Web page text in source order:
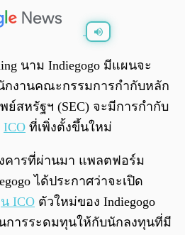
0:00
นาม Indiegogo มีแผนจะ
กงานคณะกรรมการกำกับหลัก
สหรัฐฯ (SEC) จะมีการกำกับ
ICO ที่เพิ่งตั้งขึ้นใหม่
คารที่ผ่านมา แพลตฟอร์ม
ได้ประกาศว่าจะเปิด
ICO ตัวใหม่ของ Indiegogo
การระดมทุนให้กับนักลงทุนที่มี